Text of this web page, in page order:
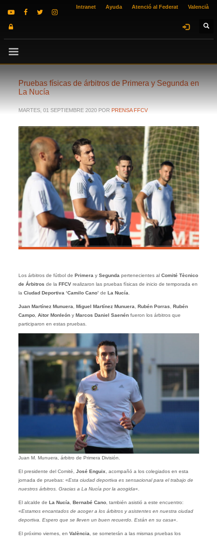
Intranet Ayuda Atenció al Federat Valencià
Pruebas físicas de árbitros de Primera y Segunda en
La Nucía
MARTES, 01 SEPTIEMBRE 2020 POR PRENSA FFCV
Los árbitros de fútbol de Primera y Segunda pertenecientes al Comité Tècnico
de Árbitros de la FFCVrealizaron las pruebas físicas de inicio de temporada en
la Ciudad Deportiva ‘Camilo Cano’ de La Nucía
Juan Martínez Munuera Miguel Martínez Munuera Rubén Porras
Rubén
Campo, Aitor Monleóny Marcos Daniel Saenénfueron los árbitros que
participaron en estas pruebas.
Juan M. Munuera, árbitro de Primera División.
El presidente del Comité, José Enguix, acompañó a los colegiados en esta
jornada de pruebas: «Esta ciudad deportiva es sensacional para el trabajo de
nuestros árbitros. Gracias a La Nucía por la acogida«.
El alcalde de La Nucía, Bernabé Cano, también asistió a este encuentro:
«Estamos encantados de acoger a los árbitros y asistentes en nuestra ciudad
deportiva. Espero que se lleven un buen recuerdo. Están en su casa«.
El próximo viernes, en València, se someterán a las mismas pruebas los